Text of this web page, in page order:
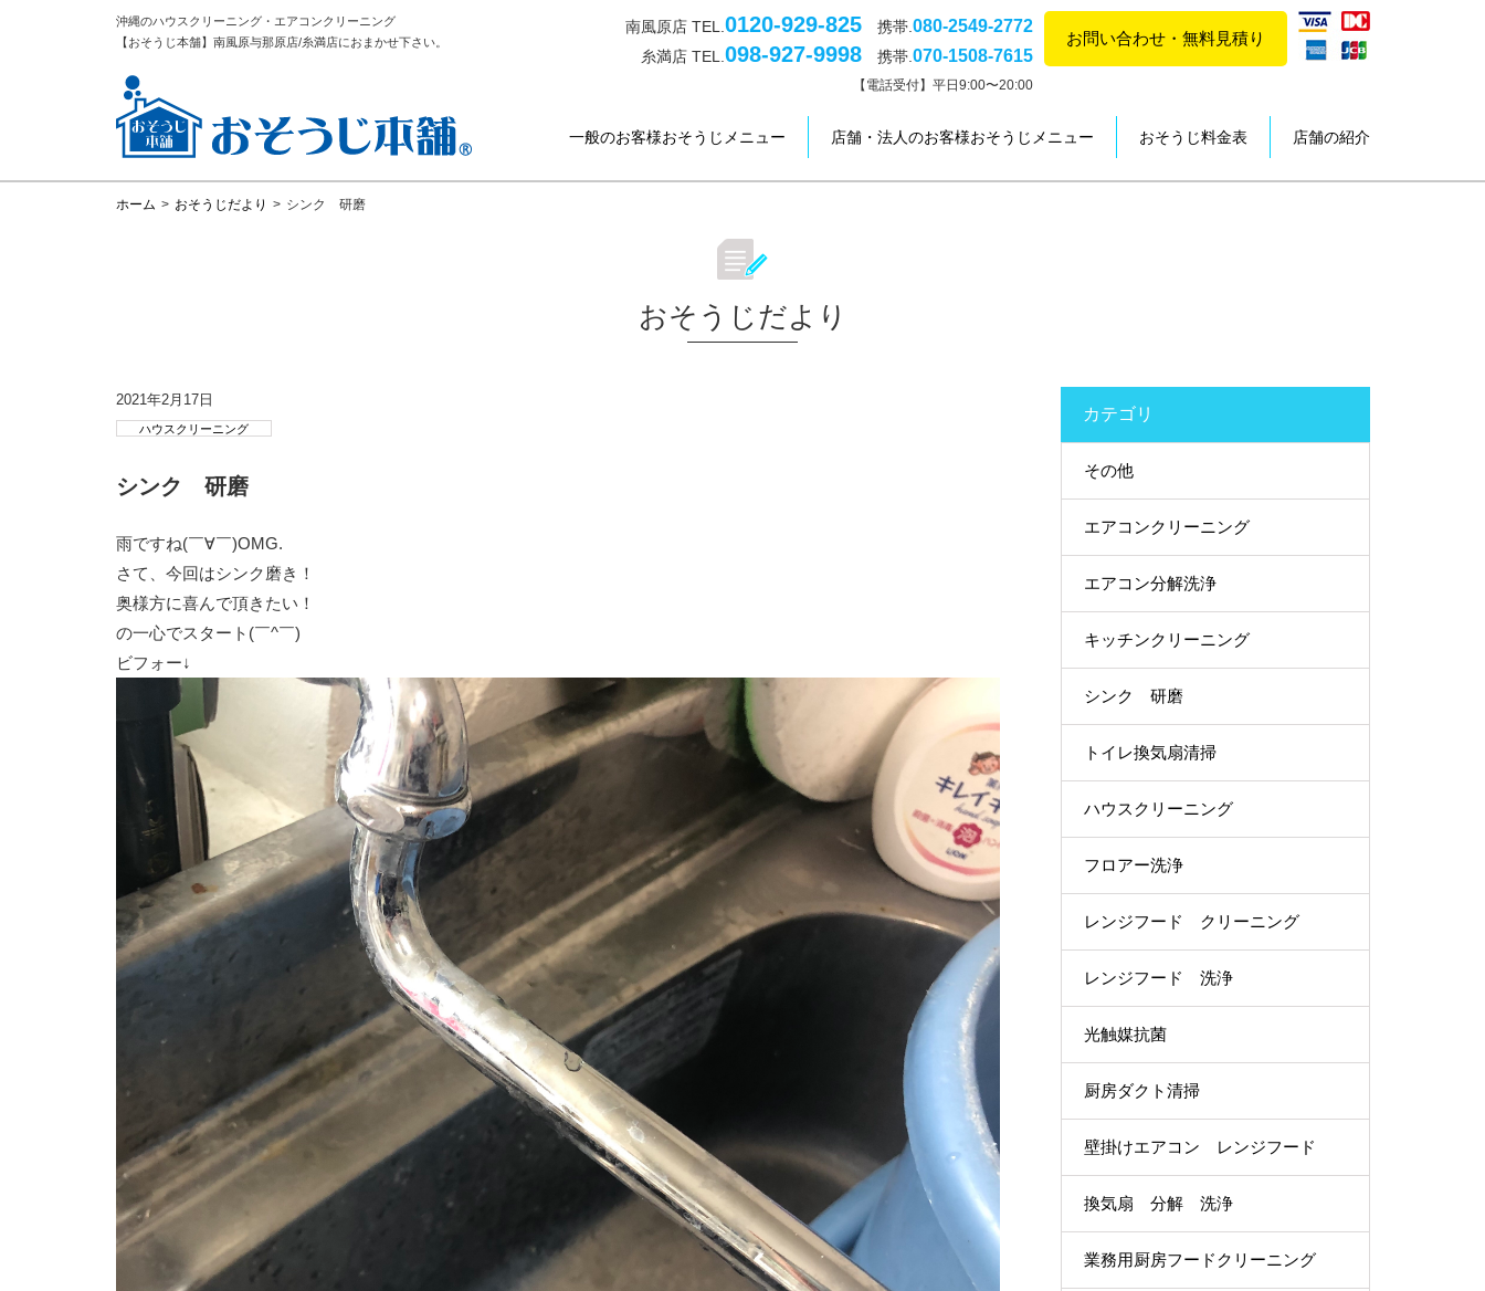
沖縄のハウスクリーニング・エアコンクリーニング
【おそうじ本舗】南風原与那原店/糸満店におまかせ下さい。
南風原店 TEL. 0120-929-825携帯. 080-2549-2772
糸満店 TEL. 098-927-9998携帯. 070-1508-7615
【電話受付】平日9:00〜20:00
お問い合わせ・無料見積り
一般のお客様おそうじメニュー 店舗・法人のお客様おそうじメニュー おそうじ料金表 店舗の紹介
ホーム > おそうじだより > シンク 研磨
おそうじだより
2021年2月17日
ハウスクリーニング
シンク 研磨
雨ですね(￣∀￣)OMG.
さて、今回はシンク磨き！
奥様方に喜んで頂きたい！
の一心でスタート(￣^￣)ゞ
ビフォー↓
カテゴリ
その他
エアコンクリーニング
エアコン分解洗浄
キッチンクリーニング
シンク 研磨
トイレ換気扇清掃
ハウスクリーニング
フロアー洗浄
レンジフード クリーニング
レンジフード 洗浄
光触媒抗菌
厨房ダクト清掃
壁掛けエアコン レンジフード
換気扇 分解 洗浄
業務用厨房フードクリーニング